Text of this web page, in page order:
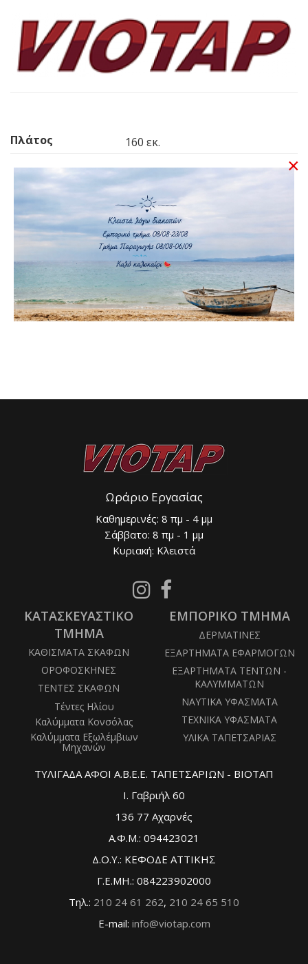
Πλάτος
160 εκ.
Ύψος
110 εκ.
Ανάπτυγμα
255 εκ.
Υλικό Αψίδων
Inox
Υλικό
Inox
Αριθμός Αψίδων
3
Τύπος Τέντας
Σκάφους
Τέντα Ηλίου / Bimini
Υλικό Υφάσματος
PVC
Ωράριο Εργασίας
Καθημερινές: 8 πμ - 4 μμ
Σάββατο: 8 πμ - 1 μμ
Κυριακή: Κλειστά
Follow
on
Facebook
ΚΑΤΑΣΚΕΥΑΣΤΙΚΟ
ΤΜΗΜΑ
ΚΑΘΙΣΜΑΤΑ ΣΚΑΦΩΝ
ΟΡΟΦΟΣΚΗΝΕΣ
ΤΕΝΤΕΣ ΣΚΑΦΩΝ
Τέντες Ηλίου
Καλύμματα Κονσόλας
Καλύμματα Εξωλέμβιων
Μηχανών
ΕΜΠΟΡΙΚΟ ΤΜΗΜΑ
ΔΕΡΜΑΤΙΝΕΣ
ΕΞΑΡΤΗΜΑΤΑ ΕΦΑΡΜΟΓΩΝ
ΕΞΑΡΤΗΜΑΤΑ ΤΕΝΤΩΝ -
ΚΑΛΥΜΜΑΤΩΝ
ΝΑΥΤΙΚΑ ΥΦΑΣΜΑΤΑ
ΤΕΧΝΙΚΑ ΥΦΑΣΜΑΤΑ
ΥΛΙΚΑ ΤΑΠΕΤΣΑΡΙΑΣ
ΤΥΛΙΓΑΔΑ ΑΦΟΙ Α.Β.Ε.Ε. ΤΑΠΕΤΣΑΡΙΩΝ - ΒΙΟΤΑΠ
Ι. Γαβριήλ 60
136 77 Αχαρνές
Α.Φ.Μ.: 094423021
Δ.Ο.Υ.: ΚΕΦΟΔΕ ΑΤΤΙΚΗΣ
Γ.Ε.ΜΗ.: 084223902000
Τηλ.: 210 24 61 262, 210 24 65 510
E-mail: info@viotap.com
×